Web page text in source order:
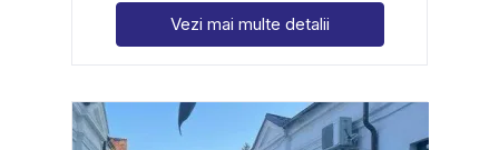
Vezi mai multe detalii